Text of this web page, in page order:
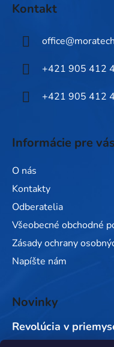
Kontakt
office@
+421 905 412
+421 905 412
Informácie pre vás
O nás
Kontakty
Odberatelia
Všeobecné obchodné
Zásady ochrany
Napíšte nám
Novinky
Revolúcia v